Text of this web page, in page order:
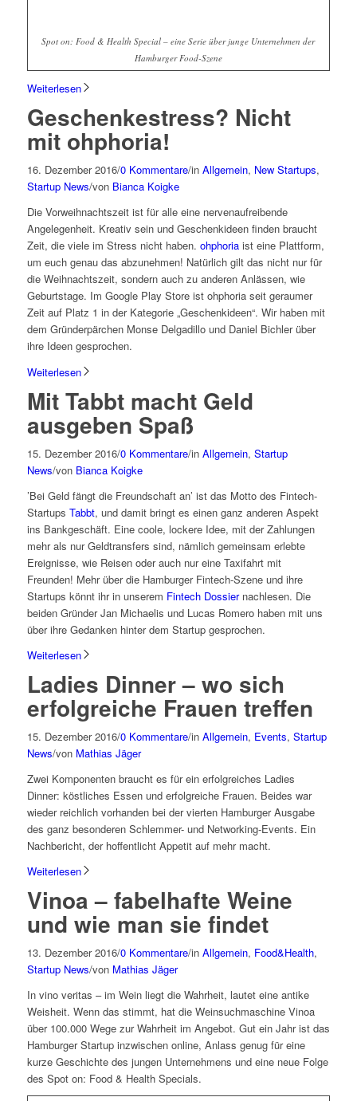
Spot on: Food & Health Special – eine Serie über junge Unternehmen der
Hamburger Food-Szene
Weiterlesen
Geschenkestress? Nicht
mit ohphoria!
16. Dezember 2016/0 Kommentare/in Allgemein, New Startups,
Startup News/von Bianca Koigke
Die Vorweihnachtszeit ist für alle eine nervenaufreibende
Angelegenheit. Kreativ sein und Geschenkideen finden braucht
Zeit, die viele im Stress nicht haben. ohphoriaist eine Plattform,
um euch genau das abzunehmen! Natürlich gilt das nicht nur für
die Weihnachtszeit, sondern auch zu anderen Anlässen, wie
Geburtstage. Im Google Play Store ist ohphoria seit geraumer
Zeit auf Platz 1 in der Kategorie „Geschenkideen“. Wir haben mit
dem Gründerpärchen Monse Delgadillo und Daniel Bichler über
ihre Ideen gesprochen.
Weiterlesen
Mit Tabbt macht Geld
ausgeben Spaß
15. Dezember 2016/0 Kommentare/in Allgemein, Startup
News/von Bianca Koigke
’Bei Geld fängt die Freundschaft an’ ist das Motto des Fintech-
Startups Tabbt, und damit bringt es einen ganz anderen Aspekt
ins Bankgeschäft. Eine coole, lockere Idee, mit der Zahlungen
mehr als nur Geldtransfers sind, nämlich gemeinsam erlebte
Ereignisse, wie Reisen oder auch nur eine Taxifahrt mit
Freunden! Mehr über die Hamburger Fintech-Szene und ihre
Startups könnt ihr in unserem Fintech Dossiernachlesen. Die
beiden Gründer Jan Michaelis und Lucas Romero haben mit uns
über ihre Gedanken hinter dem Startup gesprochen.
Weiterlesen
Ladies Dinner – wo sich
erfolgreiche Frauen treffen
15. Dezember 2016/0 Kommentare/in Allgemein, Events, Startup
News/von Mathias Jäger
Zwei Komponenten braucht es für ein erfolgreiches Ladies
Dinner: köstliches Essen und erfolgreiche Frauen. Beides war
wieder reichlich vorhanden bei der vierten Hamburger Ausgabe
des ganz besonderen Schlemmer- und Networking-Events. Ein
Nachbericht, der hoffentlicht Appetit auf mehr macht.
Weiterlesen
Vinoa – fabelhafte Weine
und wie man sie findet
13. Dezember 2016/0 Kommentare/in Allgemein, Food&Health,
Startup News/von Mathias Jäger
In vino veritas – im Wein liegt die Wahrheit, lautet eine antike
Weisheit. Wenn das stimmt, hat die Weinsuchmaschine Vinoa
über 100.000 Wege zur Wahrheit im Angebot. Gut ein Jahr ist das
Hamburger Startup inzwischen online, Anlass genug für eine
kurze Geschichte des jungen Unternehmens und eine neue Folge
des Spot on: Food & Health Specials.